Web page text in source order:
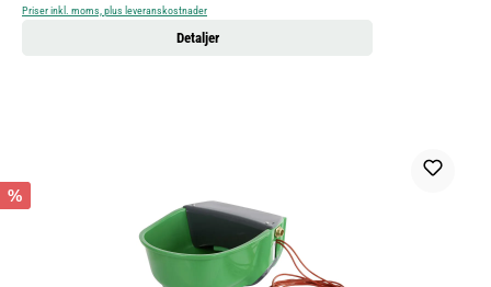
Priser inkl. moms, plus leveranskostnader
Detaljer
%